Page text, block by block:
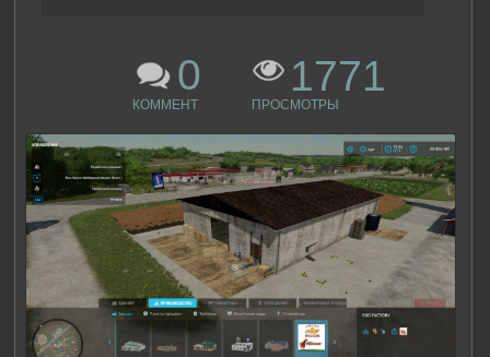
0
КОММЕНТ
1771
ПРОСМОТРЫ